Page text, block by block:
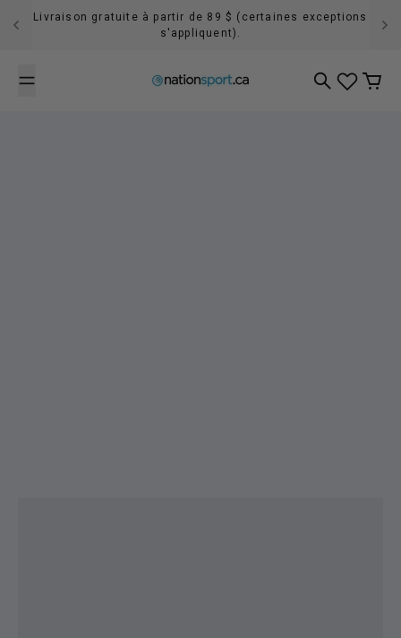
Passer au contenu
Livraison gratuite à partir de 89 $ (certaines exceptions
s'appliquent).
RecherchePanier